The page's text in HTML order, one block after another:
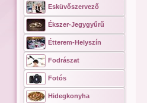
Esküvőszervező
Ékszer-Jegygyűrű
Étterem-Helyszín
Fodrászat
Fotós
Hidegkonyha